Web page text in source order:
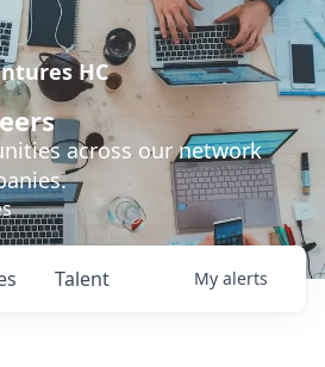
HC
across our network
Talent My alerts